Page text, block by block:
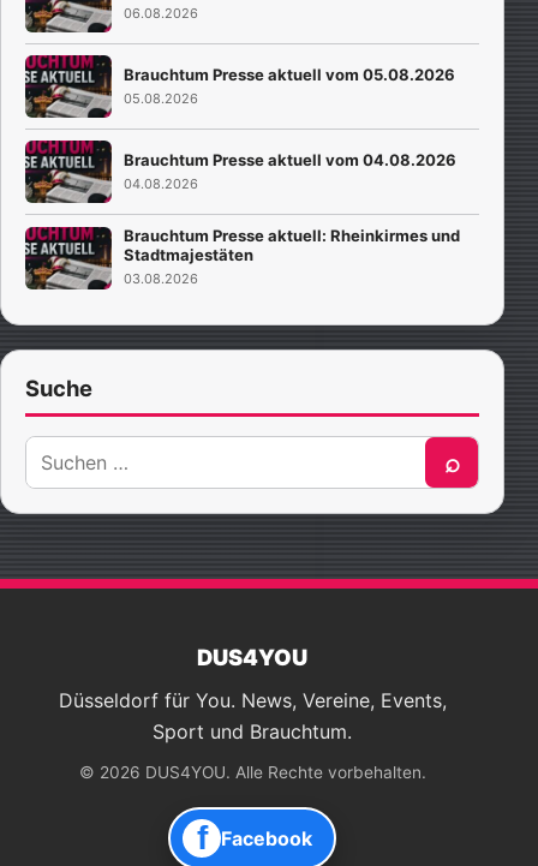
06.08.2026
Brauchtum Presse aktuell vom 05.08.2026
05.08.2026
Brauchtum Presse aktuell vom 04.08.2026
04.08.2026
Brauchtum Presse aktuell: Rheinkirmes und
Stadtmajestäten
03.08.2026
Suche
Suche
nach:
⌕
DUS4YOU
Düsseldorf für You. News, Vereine, Events,
Sport und Brauchtum.
© 2026 DUS4YOU. Alle Rechte vorbehalten.
f Facebook